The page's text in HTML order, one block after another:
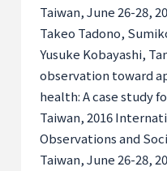
Taiwan, June 26-28,
Takeo Tadono,
Yusuke Kobayashi,
observation toward
health: A case study
Taiwan, 2016
Observations and
Taiwan, June 26-28,